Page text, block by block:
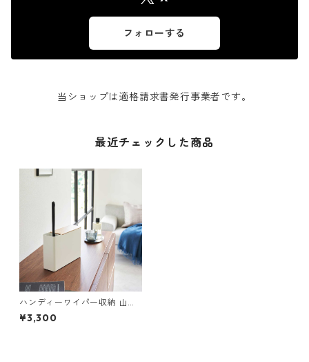
フォローする
当ショップは適格請求書発行事業者です。
最近チェックした商品
ハンディーワイパー収納 山崎
実業 RIN リン 替えモップ入れ
付きハンディーワイパースタ
¥3,300